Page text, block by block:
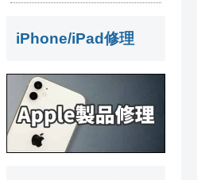
iPhone/iPad修理